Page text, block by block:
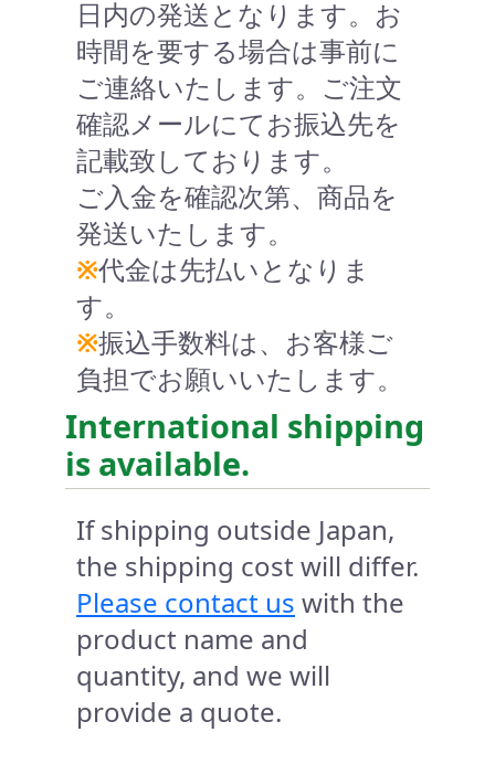
日内の発送となります。お
時間を要する場合は事前に
ご連絡いたします。ご注文
確認メールにてお振込先を
記載致しております。
ご入金を確認次第、商品を
発送いたします。
※代金は先払いとなりま
す。
※振込手数料は、お客様ご
負担でお願いいたします。
International shipping
is available.
If shipping outside Japan,
the shipping cost will differ.
Please contact us with the
product name and
quantity, and we will
provide a quote.